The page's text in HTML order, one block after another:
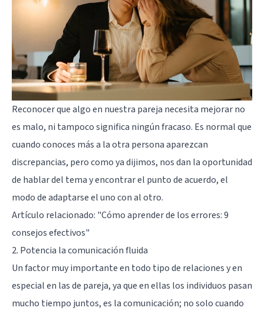
Reconocer que algo en nuestra pareja necesita mejorar no
es malo, ni tampoco significa ningún fracaso. Es normal que
cuando conoces más a la otra persona aparezcan
discrepancias, pero como ya dijimos, nos dan la oportunidad
de hablar del tema y encontrar el punto de acuerdo, el
modo de adaptarse el uno con al otro.
Artículo relacionado: "Cómo aprender de los errores: 9
consejos efectivos"
2. Potencia la comunicación fluida
Un factor muy importante en todo tipo de relaciones y en
especial en las de pareja, ya que en ellas los individuos pasan
mucho tiempo juntos, es la comunicación; no solo cuando